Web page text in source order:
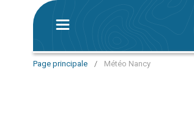
Page principale / Météo Nancy